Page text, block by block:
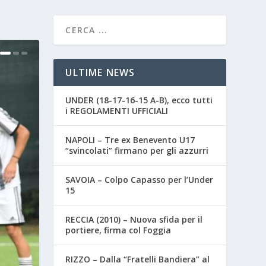
ULTIME NEWS
UNDER (18-17-16-15 A-B), ecco tutti
i REGOLAMENTI UFFICIALI
NAPOLI – Tre ex Benevento U17
“svincolati” firmano per gli azzurri
SAVOIA – Colpo Capasso per l’Under
15
RECCIA (2010) – Nuova sfida per il
portiere, firma col Foggia
RIZZO – Dalla “Fratelli Bandiera” al